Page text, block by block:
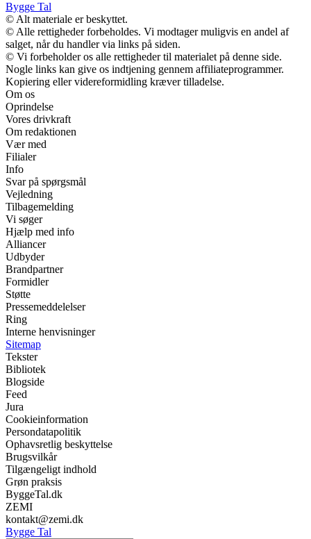
Bygge Tal
© Alt materiale er beskyttet.
© Alle rettigheder forbeholdes. Vi modtager muligvis en andel af
salget, når du handler via links på siden.
© Vi forbeholder os alle rettigheder til materialet på denne side.
Nogle links kan give os indtjening gennem affiliateprogrammer.
Kopiering eller videreformidling kræver tilladelse.
Om os
Oprindelse
Vores drivkraft
Om redaktionen
Vær med
Filialer
Info
Svar på spørgsmål
Vejledning
Tilbagemelding
Vi søger
Hjælp med info
Alliancer
Udbyder
Brandpartner
Formidler
Støtte
Pressemeddelelser
Ring
Interne henvisninger
Sitemap
Tekster
Bibliotek
Blogside
Feed
Jura
Cookieinformation
Persondatapolitik
Ophavsretlig beskyttelse
Brugsvilkår
Tilgængeligt indhold
Grøn praksis
ByggeTal.dk
ZEMI
kontakt@zemi.dk
Bygge Tal